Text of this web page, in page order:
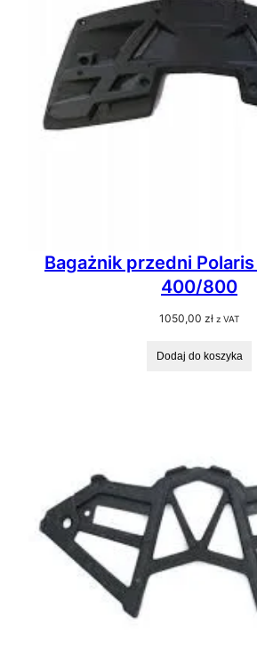
Bagażnik przedni
400/800
1050,00 zł z VAT
Dodaj do koszyka